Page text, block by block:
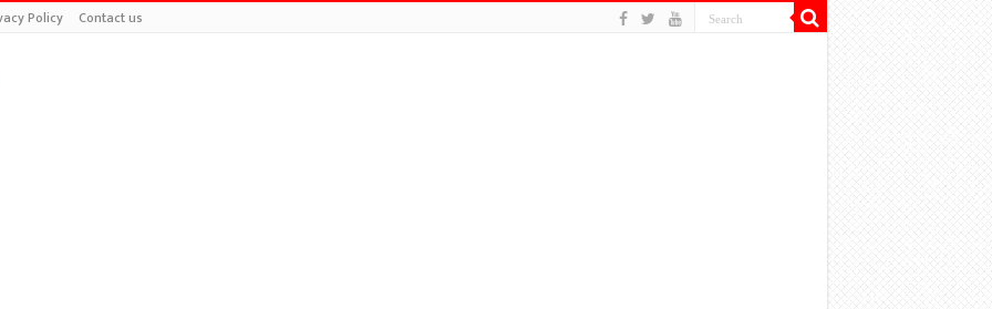
Policy Contact us